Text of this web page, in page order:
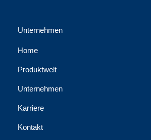
Unternehmen
Home
Produktwelt
Unternehmen
Karriere
Kontakt